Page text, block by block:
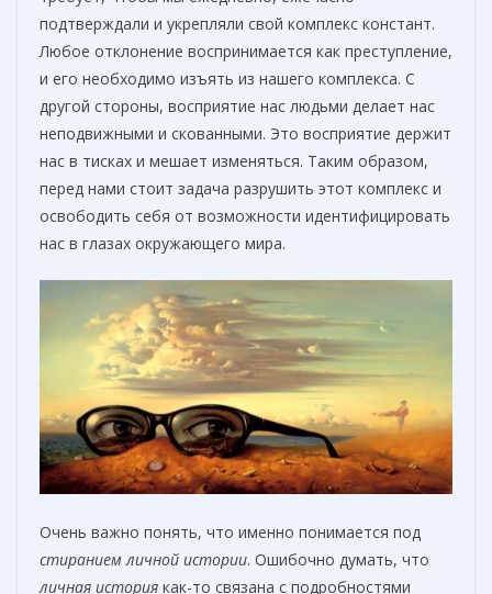
подтверждали и укрепляли свой комплекс констант.
Любое отклонение воспринимается как преступление,
и его необходимо изъять из нашего комплекса. С
другой стороны, восприятие нас людьми делает нас
неподвижными и скованными. Это восприятие держит
нас в тисках и мешает изменяться. Таким образом,
перед нами стоит задача разрушить этот комплекс и
освободить себя от возможности идентифицировать
нас в глазах окружающего мира.
Очень важно понять, что именно понимается под
стиранием личной истории. Ошибочно думать, что
личная история как-то связана с подробностями